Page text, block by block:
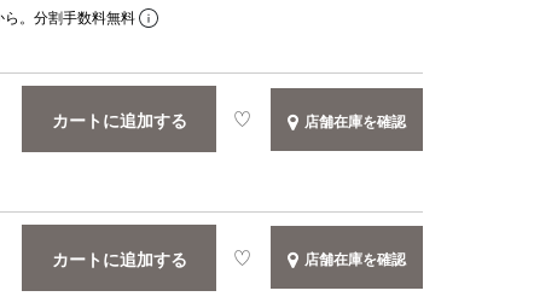
ら。分割手数料無料
カートに追加する 店舗在庫を確認
カートに追加する 店舗在庫を確認